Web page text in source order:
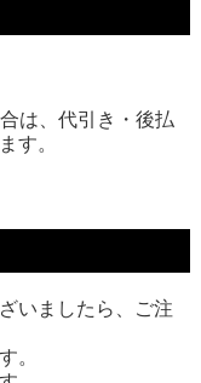
は、代引き・後払
す。
いましたら、ご注
。